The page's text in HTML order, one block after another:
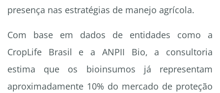
presença nas estratégias de manejo agrícola.
Com base em dados de entidades como a
CropLife Brasil e a ANPII Bio, a consultoria
estima que os bioinsumos já representam
aproximadamente 10% do mercado de proteção